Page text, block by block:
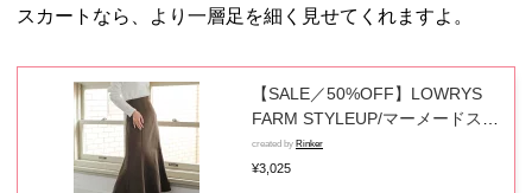
スカートなら、より一層足を細く見せてくれますよ。
【SALE／50%OFF】LOWRYS
FARM STYLEUP/マーメードスカ
ート ローリーズファーム スカー
ト ロング・マキシスカート ブラ
created by Rinker
¥3,025